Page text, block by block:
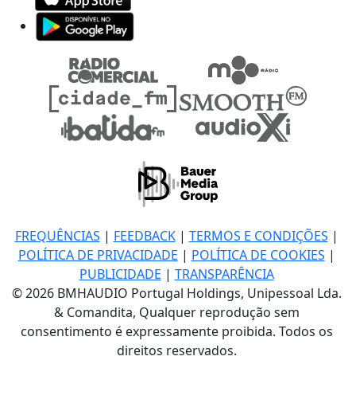
FREQUÊNCIAS | FEEDBACK| TERMOS E CONDIÇÕES |
POLÍTICA DE PRIVACIDADE | POLÍTICA DE COOKIES |
PUBLICIDADE | TRANSPARÊNCIA
© 2026 BMHAUDIO Portugal Holdings, Unipessoal Lda.
& Comandita, Qualquer reprodução sem
consentimento é expressamente proibida. Todos os
direitos reservados.